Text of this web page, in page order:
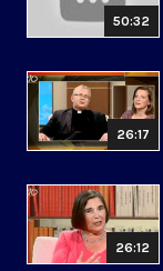
50:32
26:17
26:12